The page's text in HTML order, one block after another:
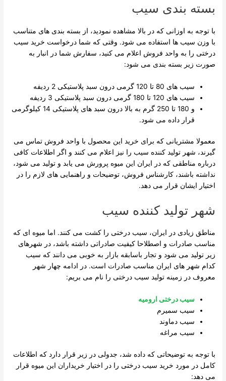
بسته بندی سیب
با توجه به اوزانی که در بالا مشاهده نمودید، از بسته بندی های متناسب
با وزن سیب ها استفاده می شود. وقتی که شما درخواست خرید سیب
درختی را به واحد فروش اعلام می کنید، سفارش شما در انبار به
صورت زیر بسته بندی می شود:
سیب های 80 تا 120 گرمی درون سبد پلاستیکی 2 ردیفه
سیب های 120 تا 180 گرمی درون سبد پلاستیکی 3 ردیفه
و 180 تا 250 گرم به بالا درون سبد های پلاستیکی 14 کیلوگرمی
قرار داده می شود.
معمولا مشتریانی که برای خرید این محصول با واحد فروش تماس می
گیرند، شهر تولید کننده سیب را نیز اعلام می کنند و اگر اطلاعات کافی
درباره مناطقی که در ایران این میوه پرورش می یابد و تولید می شود،
نداشته باشند، کارشناس فروش، توضیحات و راهنمایی های لازم را در
اختیار ایشان قرار می دهد.
شهر تولید کننده سیب
مناطق زیادی در ایران، سیب درختی را کشت می کنند. اما میوه ای که
مناسب صادرات و اصطلاحا کیفیت صادراتی داشته باشد، در شهرهای
زیر تولید می شود و تجار باسابقه بازار به خوبی می دانند که سیب
کدام شهر های ایران مناسب صادرات است. در ادامه چهار شهر
معروف در زمینه تولید سیب درختی را نام می بریم:
سیب درختی ارومیه
سیب سمیرم
سیب دماوند
سیب مراغه
با توجه به توضیحاتی که داده شد، جدولی در زیر قرار دارد که اطلاعات
کامل در مورد خرید سیب درختی را در اختیار خریداران این میوه قرار
می دهد: